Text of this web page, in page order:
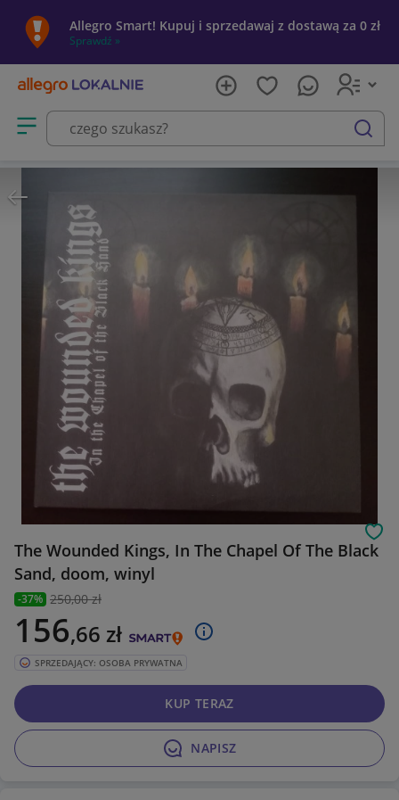
Allegro Smart! Kupuj i sprzedawaj z dostawą za 0 zł
Sprawdź »
Otwórz menu z kategoriami
szukaj
The Wounded Kings, In The Chapel Of The Black
Sand, doom, winyl
-37% 250,00 zł
156,66 zł
SPRZEDAJĄCY: OSOBA PRYWATNA
NAPISZ
KUP TERAZ